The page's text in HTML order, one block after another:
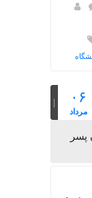
۰۶
مرداد
پسر